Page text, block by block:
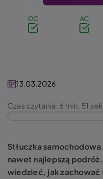
OC AC
13.03.2026
Czas czytania: 6 min. 51
Stłuczka
nawet najlepszą
wiedzieć, jak zachować